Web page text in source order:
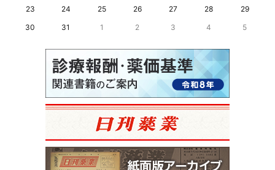
23
24 25 26 27 28
29
30
31 1 2 3 4 5